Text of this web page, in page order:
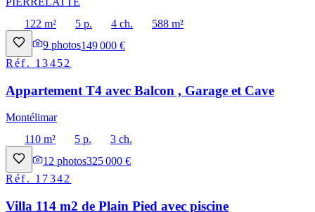
122 m²
5 p. 4 ch.
588 m²
9 photos149 000 €
Réf. 13452
Appartement T4 avec Balcon , Garage et Cave
Montélimar
110 m²
5 p.
3 ch.
12 photos325 000 €
Réf. 17342
Villa 114 m2 de Plain Pied avec piscine